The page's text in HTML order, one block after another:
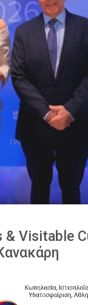
& Visitable